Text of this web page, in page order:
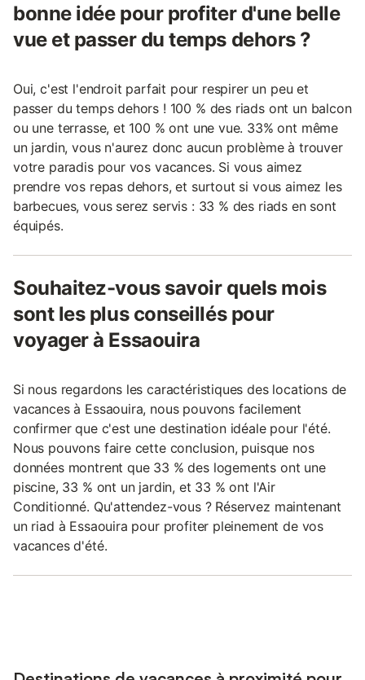
bonne idée pour profiter d'une belle
vue et passer du temps dehors ?
Oui, c'est l'endroit parfait pour respirer un peu et
passer du temps dehors ! 100 % des riads ont un balcon
ou une terrasse, et 100 % ont une vue. 33% ont même
un jardin, vous n'aurez donc aucun problème à trouver
votre paradis pour vos vacances. Si vous aimez
prendre vos repas dehors, et surtout si vous aimez les
barbecues, vous serez servis : 33 % des riads en sont
équipés.
Souhaitez-vous savoir quels mois
sont les plus conseillés pour
voyager à Essaouira
Si nous regardons les caractéristiques des locations de
vacances à Essaouira, nous pouvons facilement
confirmer que c'est une destination idéale pour l'été.
Nous pouvons faire cette conclusion, puisque nos
données montrent que 33 % des logements ont une
piscine, 33 % ont un jardin, et 33 % ont l'Air
Conditionné. Qu'attendez-vous ? Réservez maintenant
un riad à Essaouira pour profiter pleinement de vos
vacances d'été.